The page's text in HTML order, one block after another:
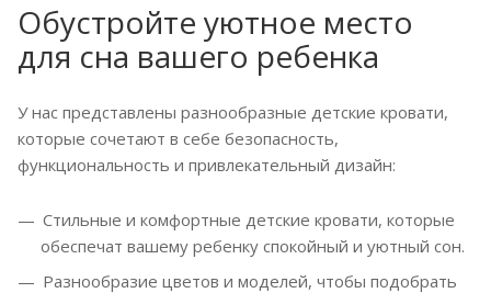
Обустройте уютное место
для сна вашего ребенка
У нас представлены разнообразные детские кровати,
которые сочетают в себе безопасность,
функциональность и привлекательный дизайн:
Стильные и комфортные детские кровати, которые
обеспечат вашему ребенку спокойный и уютный сон.
Разнообразие цветов и моделей, чтобы подобрать